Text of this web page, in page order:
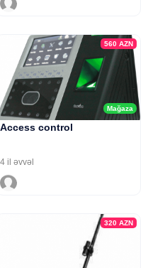
Mağaza
560 AZN
Access control
4 il əvvəl
320 AZN